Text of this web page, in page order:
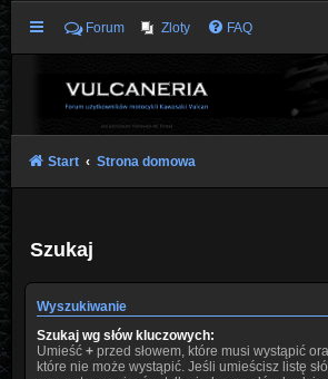
Forum Zloty FAQ
Start Strona domowa
Szukaj
Wyszukiwanie
Szukaj wg słów kluczowych:
Umieść +przed słowem, które musi wystąpić
które nie może wystąpić. Jeśli umieścisz listę